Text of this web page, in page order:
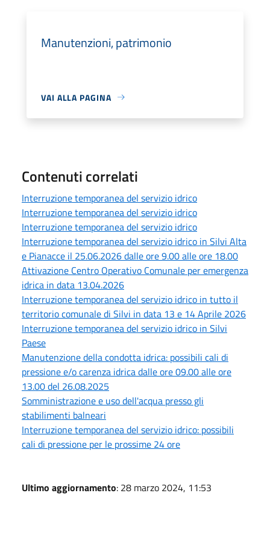
Manutenzioni, patrimonio
VAI ALLA PAGINA
Contenuti correlati
Interruzione temporanea del servizio idrico
Interruzione temporanea del servizio idrico
Interruzione temporanea del servizio idrico
Interruzione temporanea del servizio idrico in Silvi Alta
e Pianacce il 25.06.2026 dalle ore 9.00 alle ore 18.00
Attivazione Centro Operativo Comunale per emergenza
idrica in data 13.04.2026
Interruzione temporanea del servizio idrico in tutto il
territorio comunale di Silvi in data 13 e 14 Aprile 2026
Interruzione temporanea del servizio idrico in Silvi
Paese
Manutenzione della condotta idrica: possibili cali di
pressione e/o carenza idrica dalle ore 09.00 alle ore
13.00 del 26.08.2025
Somministrazione e uso dell'acqua presso gli
stabilimenti balneari
Interruzione temporanea del servizio idrico: possibili
cali di pressione per le prossime 24 ore
Ultimo aggiornamento: 28 marzo 2024, 11:53